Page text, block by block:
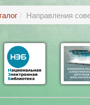
Направления